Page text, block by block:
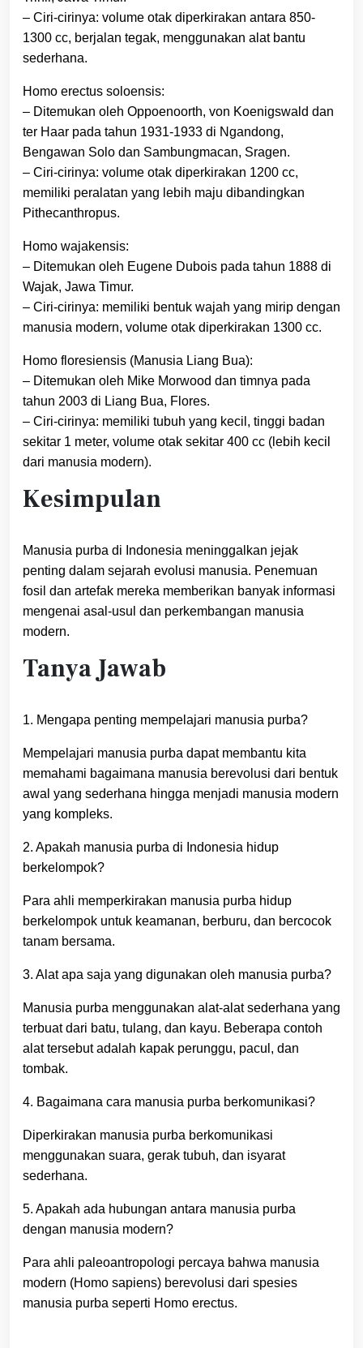
– Ciri-cirinya: volume otak diperkirakan antara 850-
1300 cc, berjalan tegak, menggunakan alat bantu
sederhana.
Homo erectus soloensis:
– Ditemukan oleh Oppoenoorth, von Koenigswald dan
ter Haar pada tahun 1931-1933 di Ngandong,
Bengawan Solo dan Sambungmacan, Sragen.
– Ciri-cirinya: volume otak diperkirakan 1200 cc,
memiliki peralatan yang lebih maju dibandingkan
Pithecanthropus.
Homo wajakensis:
– Ditemukan oleh Eugene Dubois pada tahun 1888 di
Wajak, Jawa Timur.
– Ciri-cirinya: memiliki bentuk wajah yang mirip dengan
manusia modern, volume otak diperkirakan 1300 cc.
Homo floresiensis (Manusia Liang Bua):
– Ditemukan oleh Mike Morwood dan timnya pada
tahun 2003 di Liang Bua, Flores.
– Ciri-cirinya: memiliki tubuh yang kecil, tinggi badan
sekitar 1 meter, volume otak sekitar 400 cc (lebih kecil
dari manusia modern).
Kesimpulan
Manusia purba di Indonesia meninggalkan jejak
penting dalam sejarah evolusi manusia. Penemuan
fosil dan artefak mereka memberikan banyak informasi
mengenai asal-usul dan perkembangan manusia
modern.
Tanya Jawab
1. Mengapa penting mempelajari manusia purba?
Mempelajari manusia purba dapat membantu kita
memahami bagaimana manusia berevolusi dari bentuk
awal yang sederhana hingga menjadi manusia modern
yang kompleks.
2. Apakah manusia purba di Indonesia hidup
berkelompok?
Para ahli memperkirakan manusia purba hidup
berkelompok untuk keamanan, berburu, dan bercocok
tanam bersama.
3. Alat apa saja yang digunakan oleh manusia purba?
Manusia purba menggunakan alat-alat sederhana yang
terbuat dari batu, tulang, dan kayu. Beberapa contoh
alat tersebut adalah kapak perunggu, pacul, dan
tombak.
4. Bagaimana cara manusia purba berkomunikasi?
Diperkirakan manusia purba berkomunikasi
menggunakan suara, gerak tubuh, dan isyarat
sederhana.
5. Apakah ada hubungan antara manusia purba
dengan manusia modern?
Para ahli paleoantropologi percaya bahwa manusia
modern (Homo sapiens) berevolusi dari spesies
manusia purba seperti Homo erectus.